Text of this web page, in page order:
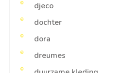
djeco
dochter
dora
dreumes